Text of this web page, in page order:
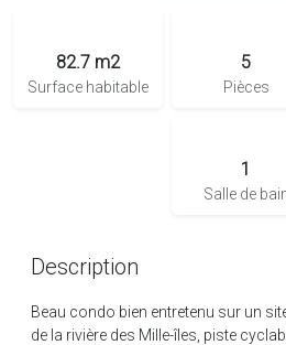
82.7 m2
Surface habitable
5
Pièces
1
Salle de
Description
Beau condo bien entretenu sur un
de la rivière des Mille-îles, piste